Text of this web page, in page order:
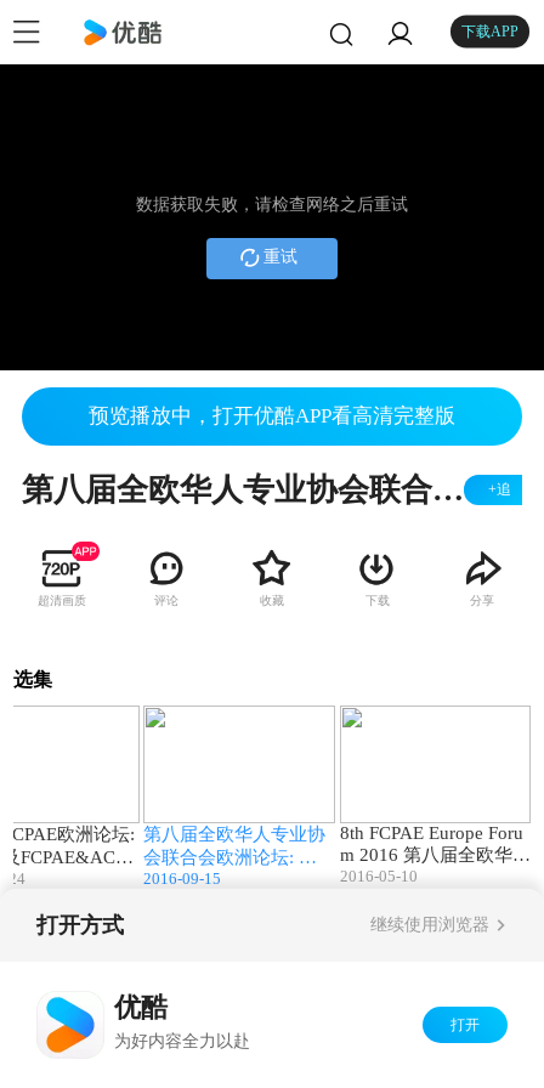
下载APP
数据获取失败，请检查网络之后重试
重试
预览播放中，打开优酷APP看高清完整版
第八届全欧华人专业协会联合会欧洲论坛: 精彩瞬间 (完整版) The 8th FCPAE Europe Forum 2016:Wonderful Moments +追
超清画质 评论 收藏 下载 分享
选集
欧洲论坛:
FCPAE&ACE
FCPAE Europ
24
第八届全欧华人专业协
会联合会欧洲论坛: 精
彩瞬间 (完整版) The 8th
2016-09-15
8th FCPAE Europe Foru
m 2016 第八届全欧华人
专业协会联合会欧洲论
2016-05-10
打开方式 继续使用浏览器
优酷
为好内容全力以赴
打开